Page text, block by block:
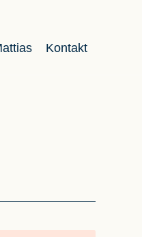
Kontakt